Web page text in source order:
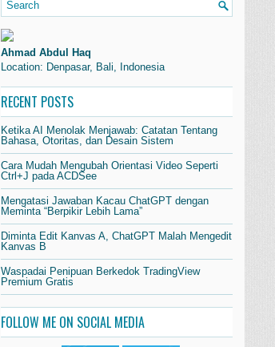
Ahmad Abdul Haq
Location: Denpasar, Bali, Indonesia
RECENT POSTS
Ketika AI Menolak Menjawab: Catatan Tentang
Bahasa, Otoritas, dan Desain Sistem
Cara Mudah Mengubah Orientasi Video Seperti
Ctrl+J pada ACDSee
Mengatasi Jawaban Kacau ChatGPT dengan
Meminta “Berpikir Lebih Lama”
Diminta Edit Kanvas A, ChatGPT Malah Mengedit
Kanvas B
Waspadai Penipuan Berkedok TradingView
Premium Gratis
FOLLOW ME ON SOCIAL MEDIA